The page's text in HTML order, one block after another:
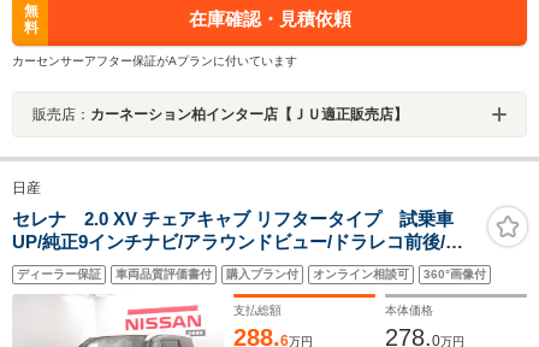
無
料
在庫確認・見積依頼
カーセンサーアフター保証がAプランに付いています
販売店： カーネーション柏インター店【ＪＵ適正販売店】
日産
セレナ 2.0 XV チェアキャブ リフタータイプ 試乗車
UP/純正9インチナビ/アラウンドビュー/ドラレコ前後/両
側オートスライドドア/プロパイロット/スマ-トルームミ
ラ-/ETC
ディーラー保証 車両品質評価書付 購入プラン付 オンライン相談可 360°画像付
支払総額
288.6万円
本体価格
278.0万円